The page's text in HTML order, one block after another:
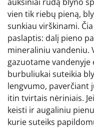
vien tik riebų pieną,
sunkiau virškinami.
paslaptis: dalį pieno
mineraliniu vandeniu.
gazuotame
burbuliukai suteikia
lengvumo, paverčiant
itin tvirtais nėriniais.
keisti ir augaliniu
kurie suteiks